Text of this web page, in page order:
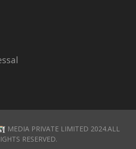
MEDIA PRIVATE LIMITED 2024.ALL
RESERVED.